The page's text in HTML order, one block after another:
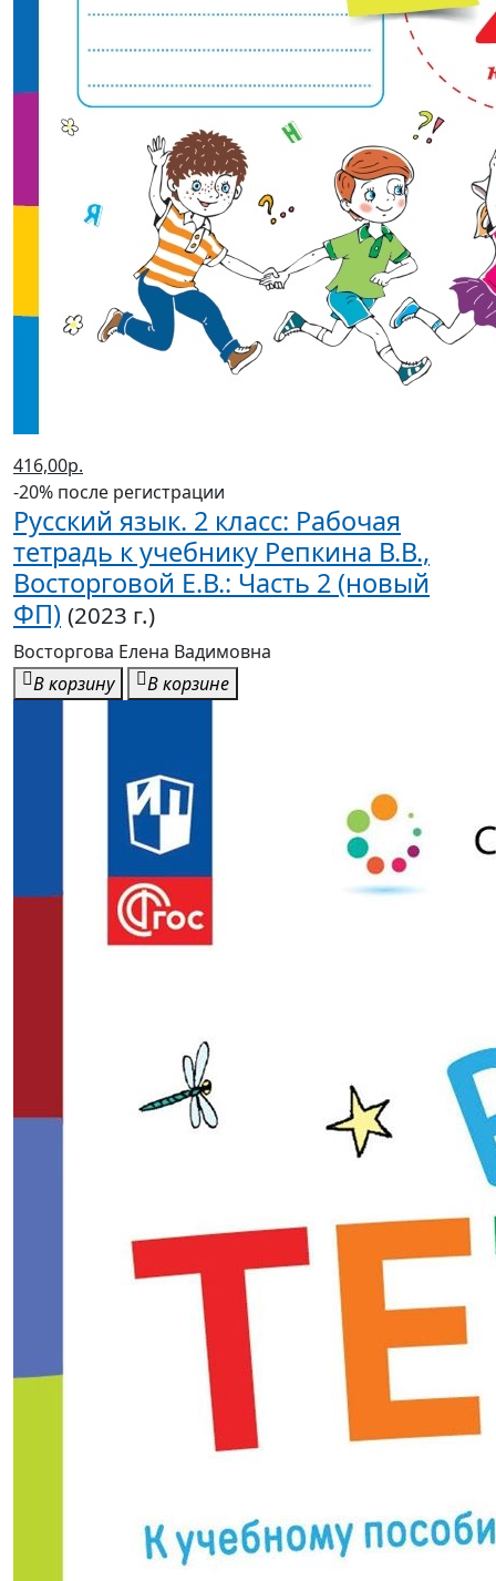
416,00р.
-20% после регистрации
Русский язык. 2 класс: Рабочая
тетрадь к учебнику Репкина В.В.,
Восторговой Е.В.: Часть 2 (новый
ФП) (2023 г.)
Восторгова Елена Вадимовна
В корзину
В корзине